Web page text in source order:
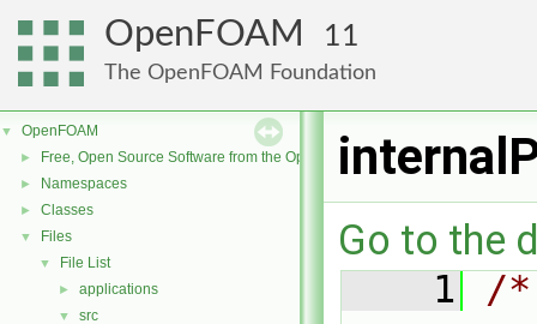
OpenFOAM 11
The OpenFOAM Foundation
▼ OpenFOAM
► Free, Open Source Software from the OpenFOAM Foundation
► Namespaces
► Classes
▼ Files
▼ File List
► applications
▼ src
Go to the
    1
/